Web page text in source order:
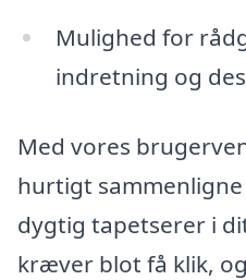
Mulighed for
indretning og
Med vores
hurtigt
dygtig tapetserer i
kræver blot få klik,